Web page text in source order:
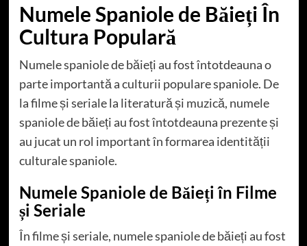
Numele Spaniole de Băieți În
Cultura Populară
Numele spaniole de băieți au fost întotdeauna o
parte importantă a culturii populare spaniole. De
la filme și seriale la literatură și muzică, numele
spaniole de băieți au fost întotdeauna prezente și
au jucat un rol important în formarea identității
culturale spaniole.
Numele Spaniole de Băieți în Filme
și Seriale
În filme și seriale, numele spaniole de băieți au fost